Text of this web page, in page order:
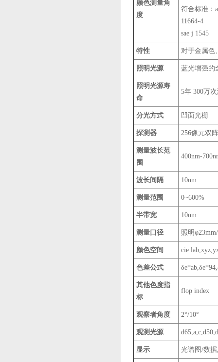
颜色测量角
度
符合标准：
11664-4
sae j 1545
特性 对于金属色
照明光源 蓝光增强的
照明光源寿
命
5年 300万
分光方式 凹面光栅
探测器 256像元双
测量波长范
围
400nm-
波长间隔 10nm
测量范围 0~600%
半带宽 10nm
测量口径 照明
颜色空间 cie
色差公式
其他色度指
标
flop index
观察者角度 2°/10°
观测光源
显示 光谱图/数